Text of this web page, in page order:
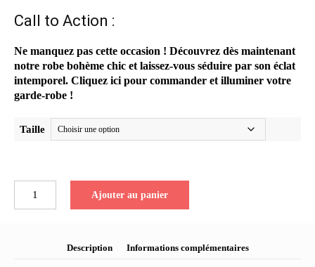
Call to Action :
Ne manquez pas cette occasion ! Découvrez dès maintenant
notre robe bohème chic et laissez-vous séduire par son éclat
intemporel. Cliquez ici pour commander et illuminer votre
garde-robe !
Taille
Ajouter au panier
Description Informations complémentaires